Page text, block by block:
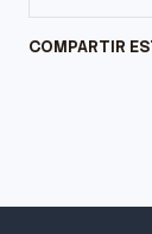
COMPARTIR